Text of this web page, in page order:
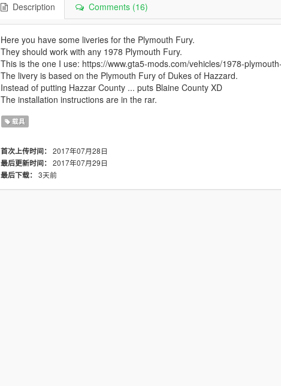
Description Comments (16)
Here you have some liveries for the Plymouth Fury.
They should work with any 1978 Plymouth Fury.
This is the one I use: https://www.gta5-mods.com/vehicles/1978-
The livery is based on the Plymouth Fury of Dukes of Hazzard.
Instead of putting Hazzar County ... puts Blaine County XD
The installation instructions are in the rar.
载具
首次上传时间： 2017年07月28日
最后更新时间： 2017年07月29日
最后下载： 3天前